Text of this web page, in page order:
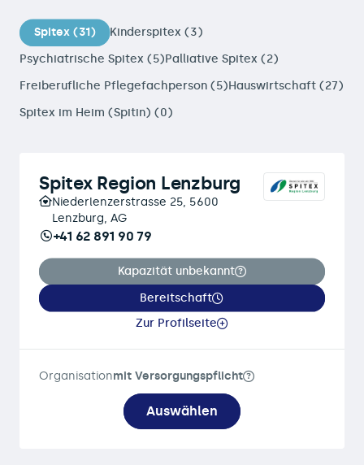
Spitex (31)
Kinderspitex (3)
Psychiatrische Spitex (5)Palliative Spitex (2)
Freiberufliche Pflegefachperson (5)Hauswirtschaft (27)
Spitex im Heim (Spitin) (0)
Spitex Region Lenzburg
Niederlenzerstrasse 25, 5600
Lenzburg, AG
+41 62 891 90 79
Kapazität unbekannt
Bereitschaft
Zur Profilseite
Organisationmit Versorgungspflicht
Auswählen